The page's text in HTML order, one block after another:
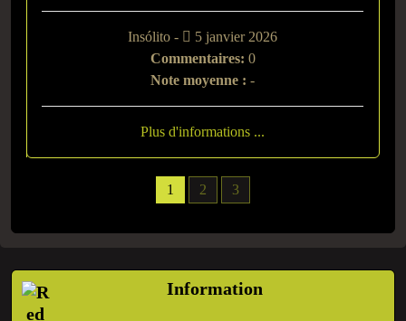
Information
1 2 3
Insólito -
5 janvier 2026
Commentaires: 0
Note moyenne : -
Plus d'informations ...